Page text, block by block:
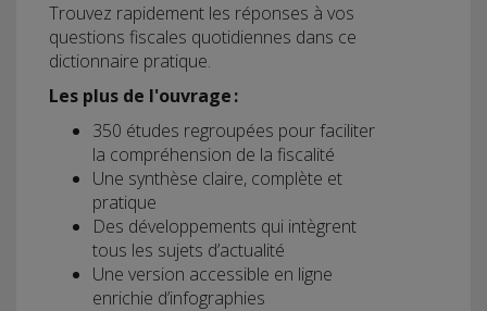
Trouvez rapidement les réponses à vos
questions fiscales quotidiennes dans ce
dictionnaire pratique.
Les plus de l'ouvrage :
350 études regroupées pour faciliter
la compréhension de la fiscalité
Une synthèse claire, complète et
pratique
Des développements qui intègrent
tous les sujets d’actualité
Une version accessible en ligne
enrichie d’infographies